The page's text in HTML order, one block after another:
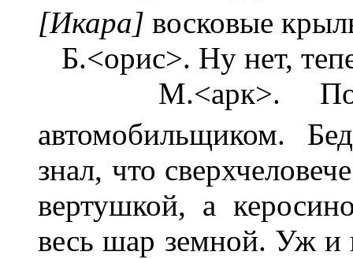
[Икара] восковые
Б.<орис>. Ну нет,
М.<арк>.
автомобильщиком.
знал, что
вертушкой, а
весь шар земной. Уж и